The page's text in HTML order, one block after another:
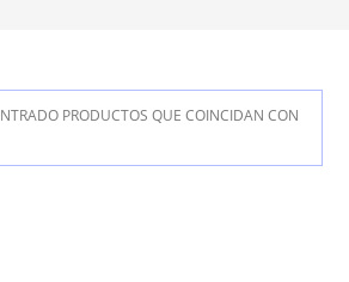
PRODUCTOS QUE COINCIDAN CON